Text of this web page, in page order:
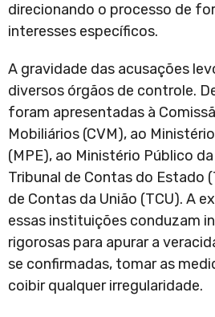
direcionando o processo de
interesses específicos.
A gravidade das acusações
diversos órgãos de controle.
foram apresentadas à
Mobiliários (CVM), ao
(MPE), ao Ministério Público
Tribunal de Contas do Estado
de Contas da União (TCU). A
essas instituições conduzam
rigorosas para apurar a
se confirmadas, tomar as
coibir qualquer irregularidade.